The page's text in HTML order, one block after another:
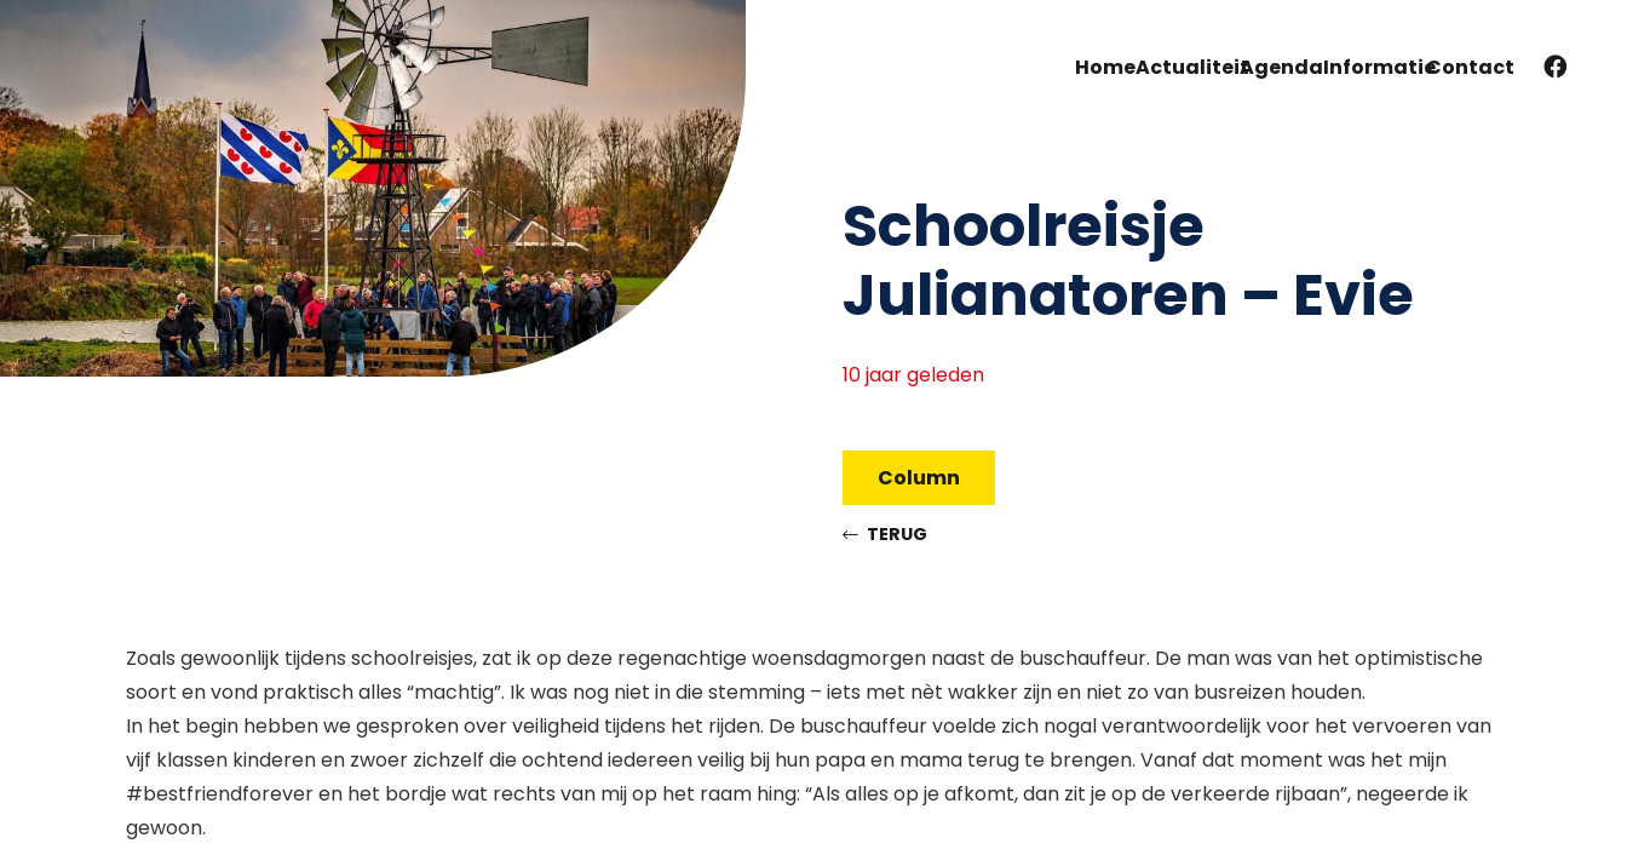
HomeActualiteitAgendaInformatieContact
Schoolreisje
Julianatoren – Evie
10 jaar geleden
Column
TERUG
Zoals gewoonlijk tijdens schoolreisjes, zat ik op deze regenachtige woensdagmorgen naast de buschauffeur. De man was van het optimistische
soort en vond praktisch alles “machtig”. Ik was nog niet in die stemming – iets met nèt wakker zijn en niet zo van busreizen houden.
In het begin hebben we gesproken over veiligheid tijdens het rijden. De buschauffeur voelde zich nogal verantwoordelijk voor het vervoeren van
vijf klassen kinderen en zwoer zichzelf die ochtend iedereen veilig bij hun papa en mama terug te brengen. Vanaf dat moment was het mijn
#bestfriendforever en het bordje wat rechts van mij op het raam hing: “Als alles op je afkomt, dan zit je op de verkeerde rijbaan”, negeerde ik
gewoon.